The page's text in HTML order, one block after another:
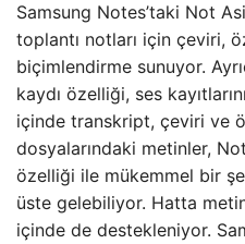
Samsung Notes’taki Not
toplantı notları için çeviri,
biçimlendirme sunuyor.
kaydı özelliği, ses
içinde transkript, çeviri ve
dosyalarındaki metinler,
özelliği ile mükemmel bir
üste gelebiliyor. Hatta
içinde de destekleniyor.